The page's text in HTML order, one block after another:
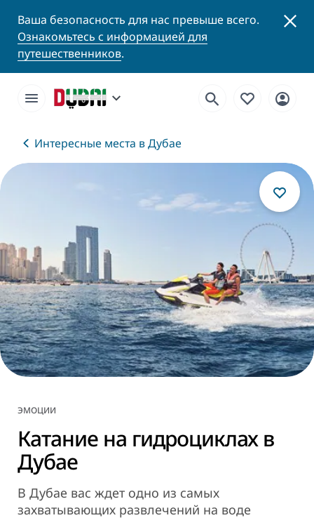
Ваша безопасность для нас превыше всего.
Ознакомьтесь с информацией для
путешественников.
Интересные места в Дубае
ЭМОЦИИ
Катание на гидроциклах в
Дубае
В Дубае вас ждет одно из самых
захватывающих развлечений на воде